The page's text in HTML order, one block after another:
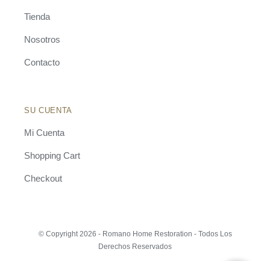
Tienda
Nosotros
Contacto
SU CUENTA
Mi Cuenta
Shopping Cart
Checkout
© Copyright 2026 - Romano Home Restoration - Todos Los
Derechos Reservados